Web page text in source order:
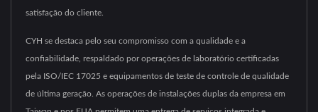
satisfação do cliente.
CYH se destaca pelo seu compromisso com a qualidade e a
confiabilidade, respaldado por operações de laboratório certificadas
pela ISO/IEC 17025 e equipamentos de teste de controle de qualidade
de última geração. As operações de instalações duplas da empresa em